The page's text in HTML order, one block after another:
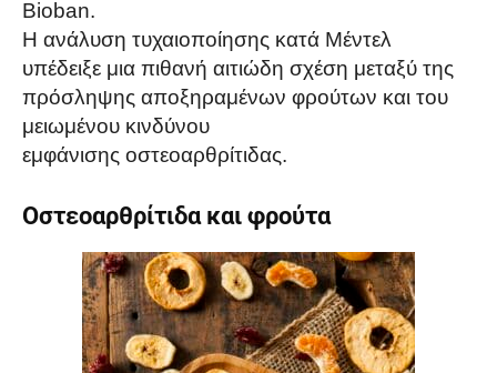
Bioban.
Η ανάλυση τυχαιοποίησης κατά Μέντελ
υπέδειξε μια πιθανή αιτιώδη σχέση μεταξύ της
πρόσληψης αποξηραμένων φρούτων και του
μειωμένου κινδύνου
εμφάνισης οστεοαρθρίτιδας.
Οστεοαρθρίτιδα και φρούτα